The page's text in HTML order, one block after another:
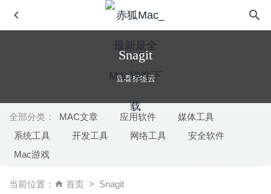
Snagit
查看标签云
全部分类： MAC文章 应用软件
媒体工具
系统工具
开发工具 网络工具
安全软件
Mac游戏
当前位置： 首页 Snagit
Snipaste 2.4.0 中文版-简单而强大的截图工具 2020-07-10
Soulver 3.2.3 for Mac- 在文本中计算的多功能计算器